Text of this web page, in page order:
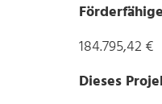
184.795,42 €
Dieses